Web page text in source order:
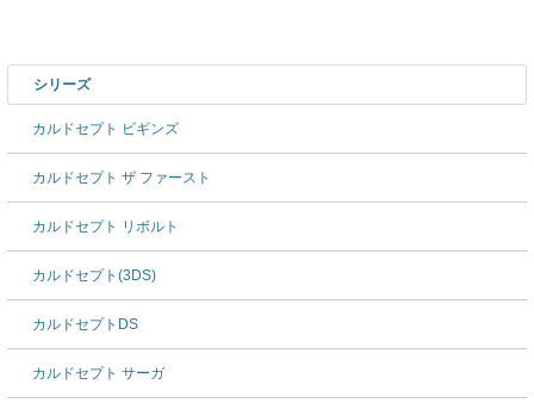
シリーズ
カルドセプト ビギンズ
カルドセプト ザ ファースト
カルドセプト リボルト
カルドセプト(3DS)
カルドセプトDS
カルドセプト サーガ